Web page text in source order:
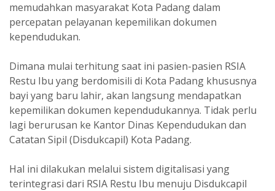
memudahkan masyarakat Kota Padang dalam
percepatan pelayanan kepemilikan dokumen
kependudukan.
Dimana mulai terhitung saat ini pasien-pasien RSIA
Restu Ibu yang berdomisili di Kota Padang khususnya
bayi yang baru lahir, akan langsung mendapatkan
kepemilikan dokumen kependudukannya. Tidak perlu
lagi berurusan ke Kantor Dinas Kependudukan dan
Catatan Sipil (Disdukcapil) Kota Padang.
Hal ini dilakukan melalui sistem digitalisasi yang
terintegrasi dari RSIA Restu Ibu menuju Disdukcapil